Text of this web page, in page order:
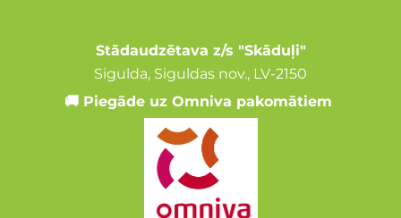
Stādaudzētava z/s "Skāduļi"
Sigulda, Siguldas nov., LV-2150
🚚 Piegāde uz Omniva pakomātiem